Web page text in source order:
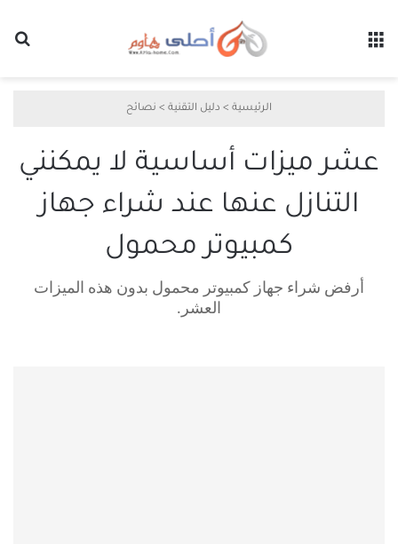
الرئيسية > دليل التقنية > نصائح
عشر ميزات أساسية لا يمكنني
التنازل عنها عند شراء جهاز
كمبيوتر محمول
أرفض شراء جهاز كمبيوتر محمول بدون هذه الميزات
العشر.